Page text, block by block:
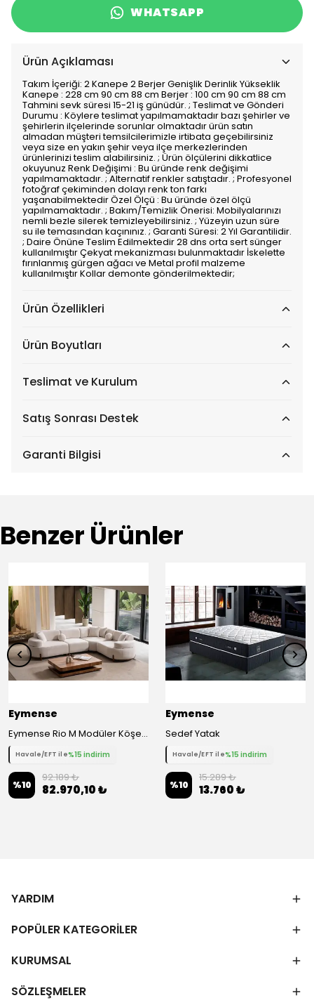
WHATSAPP
Ürün Açıklaması
Takım İçeriği: 2 Kanepe 2 Berjer Genişlik Derinlik Yükseklik
Kanepe : 228 cm 90 cm 88 cm Berjer : 100 cm 90 cm 88 cm
Tahmini sevk süresi 15-21 iş günüdür. ; Teslimat ve Gönderi
Durumu : Köylere teslimat yapılmamaktadır bazı şehirler ve
şehirlerin ilçelerinde sorunlar olmaktadır ürün satın
almadan müşteri temsilcilerimizle irtibata geçebilirsiniz
veya size en yakın şehir veya ilçe merkezlerinden
ürünlerinizi teslim alabilirsiniz. ; Ürün ölçülerini dikkatlice
okuyunuz Renk Değişimi : Bu üründe renk değişimi
yapılmamaktadır. ; Alternatif renkler satıştadır. ; Profesyonel
fotoğraf çekiminden dolayı renk ton farkı
yaşanabilmektedir Özel Ölçü : Bu üründe özel ölçü
yapılmamaktadır. ; Bakım/Temizlik Önerisi: Mobilyalarınızı
nemli bezle silerek temizleyebilirsiniz. ; Yüzeyin uzun süre
su ile temasından kaçınınız. ; Garanti Süresi: 2 Yıl Garantilidir.
; Daire Önüne Teslim Edilmektedir 28 dns orta sert sünger
kullanılmıştır Çekyat mekanizması bulunmaktadır İskelette
fırınlanmış gürgen ağacı ve Metal profil malzeme
kullanılmıştır Kollar demonte gönderilmektedir;
Ürün Özellikleri
Ürün Boyutları
Teslimat ve Kurulum
Satış Sonrası Destek
Garanti Bilgisi
Benzer Ürünler
Eymense
Eymense Rio M Modüler Köşe Koltuk Takımı
Havale/EFT ile%15 indirim
%10
92.189 ₺
82.970,10 ₺
Eymense
Sedef Yatak
Havale/EFT ile%15 indirim
%10
15.289 ₺
13.760 ₺
YARDIM
POPÜLER KATEGORİLER
KURUMSAL
SÖZLEŞMELER